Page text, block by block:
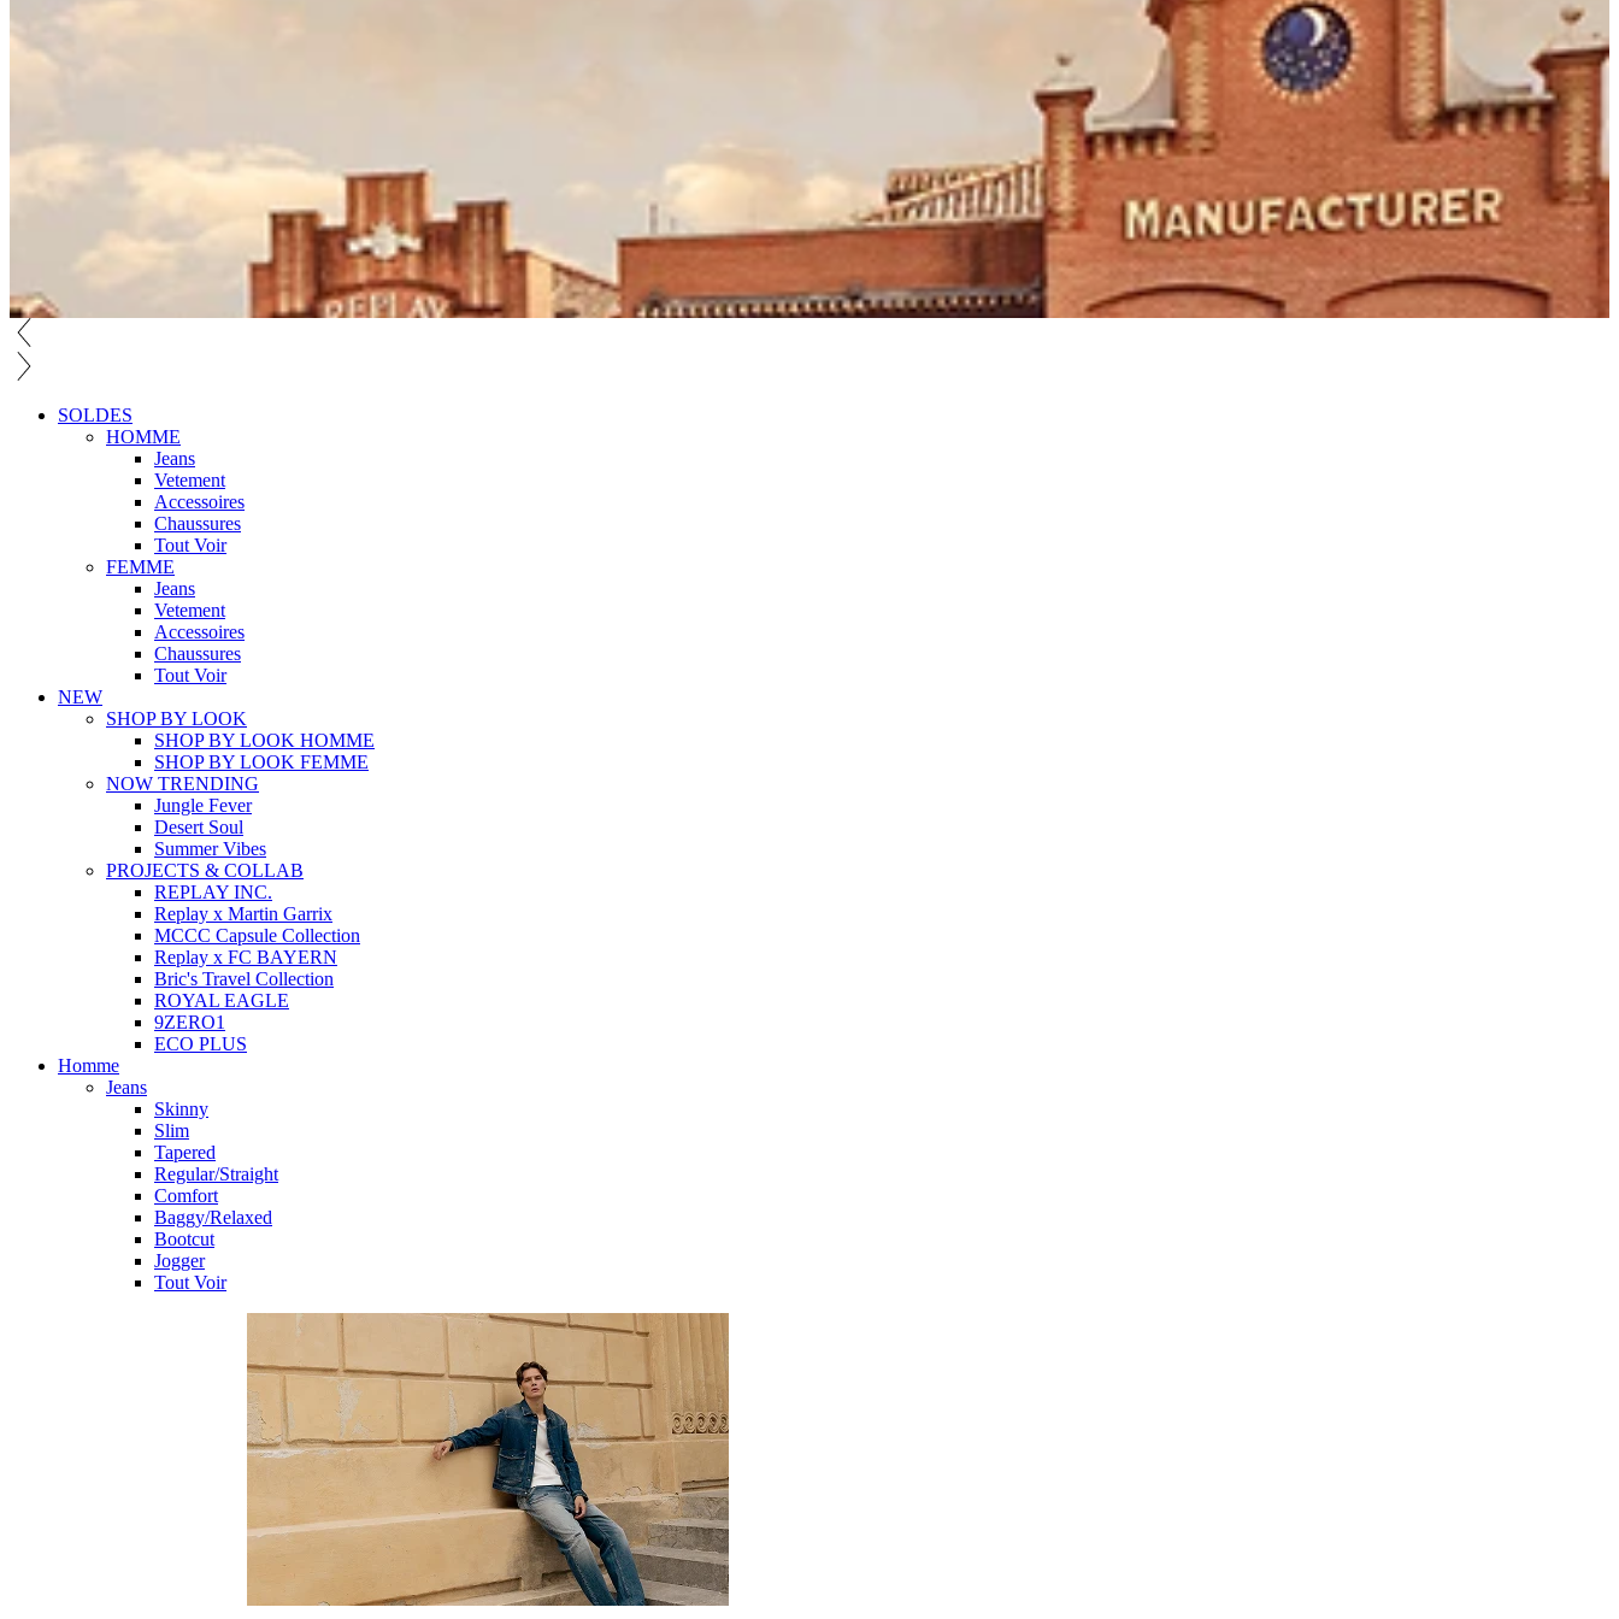
SOLDES
HOMME
Jeans
Vetement
Accessoires
Chaussures
Tout Voir
FEMME
Jeans
Vetement
Accessoires
Chaussures
Tout Voir
NEW
SHOP BY LOOK
SHOP BY LOOK HOMME
SHOP BY LOOK FEMME
NOW TRENDING
Jungle Fever
Desert Soul
Summer Vibes
PROJECTS & COLLAB
REPLAY INC.
Replay x Martin Garrix
MCCC Capsule Collection
Replay x FC BAYERN
Bric's Travel Collection
ROYAL EAGLE
9ZERO1
ECO PLUS
Homme
Jeans
Skinny
Slim
Tapered
Regular/Straight
Comfort
Baggy/Relaxed
Bootcut
Jogger
Tout Voir